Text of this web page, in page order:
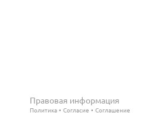
Правовая информация
Политика Согласие Соглашение